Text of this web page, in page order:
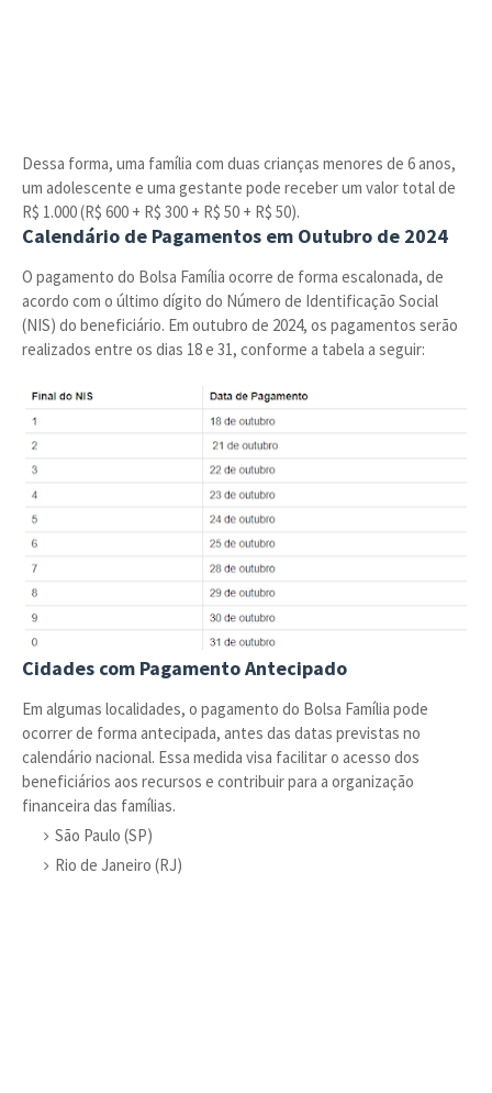
Dessa forma, uma família com duas crianças menores de 6 anos,
um adolescente e uma gestante pode receber um valor total de
R$ 1.000 (R$ 600 + R$ 300 + R$ 50 + R$ 50).
Calendário de Pagamentos em Outubro de 2024
O pagamento do Bolsa Família ocorre de forma escalonada, de
acordo com o último dígito do Número de Identificação Social
(NIS) do beneficiário. Em outubro de 2024, os pagamentos serão
realizados entre os dias 18 e 31, conforme a tabela a seguir:
Cidades com Pagamento Antecipado
Em algumas localidades, o pagamento do Bolsa Família pode
ocorrer de forma antecipada, antes das datas previstas no
calendário nacional. Essa medida visa facilitar o acesso dos
beneficiários aos recursos e contribuir para a organização
financeira das famílias.
São Paulo (SP)
Rio de Janeiro (RJ)